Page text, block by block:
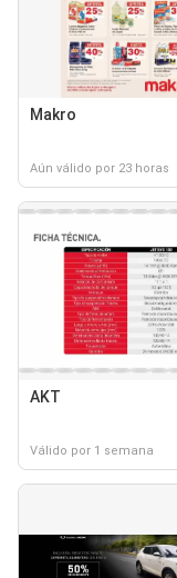
Makro
Aún válido por 23 horas
AKT
Válido por 1 semana